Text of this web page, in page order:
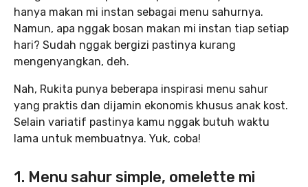
hanya makan mi instan sebagai menu sahurnya.
Namun, apa nggak bosan makan mi instan tiap setiap
hari? Sudah nggak bergizi pastinya kurang
mengenyangkan, deh.
Nah, Rukita punya beberapa inspirasi menu sahur
yang praktis dan dijamin ekonomis khusus anak kost.
Selain variatif pastinya kamu nggak butuh waktu
lama untuk membuatnya. Yuk, coba!
1. Menu sahur simple, omelette mi